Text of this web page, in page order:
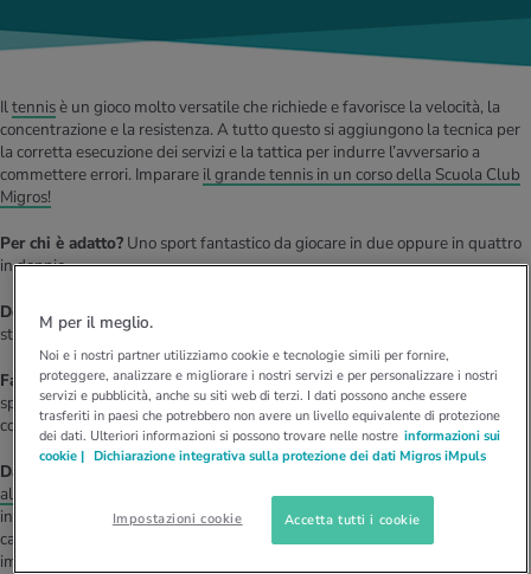
Iltennisè un gioco molto versatile che richiede e favorisce la velocità, la
concentrazione e la resistenza. A tutto questo si aggiungono la tecnica per
la corretta esecuzione dei servizi e la tattica per indurre l’avversario a
commettere errori. Imparare il grande tennis in un corso della Scuola Club
Migros!
Per chi è adatto? Uno sport fantastico da giocare in due oppure in quattro
in doppio.
Dove si può giocare?
strutture turistiche mettono a disposizione campi da tennis.
Fattore fitness: il tennis è un ottimo esercizio per tutto il corpo,
specialmente per le gambe e il braccio che impugna la racchetta. Il
consumo calorico è alto e viene stimolato il sistema cardiovascolare.
Da tenere in considerazione: è utile prendere in considerazione un
allenamento per la forza
complementare. Questo tipo di allenamento,
infatti, può contrastare l’insorgere del famigerato «gomito del tennista»,
causato dallo stress unilaterale a cui è sottoposto il braccio con cui si
impugna la racchetta.
M per il meglio.
Noi e i nostri partner utilizziamo cookie e tecnologie simili per fornire,
proteggere, analizzare e migliorare i nostri servizi e per personalizzare i nostri
servizi e pubblicità, anche su siti web di terzi. I dati possono anche essere
trasferiti in paesi che potrebbero non avere un livello equivalente di protezione
dei dati. Ulteriori informazioni si possono trovare nelle nostre informazioni sui
cookie | Dichiarazione integrativa sulla protezione dei dati Migros iMpuls
Impostazioni cookie Accetta tutti i cookie